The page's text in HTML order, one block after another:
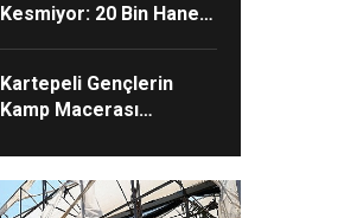
Kesmiyor: 20 Bin Hane
Kartepeli Gençlerin
Kamp Macerası